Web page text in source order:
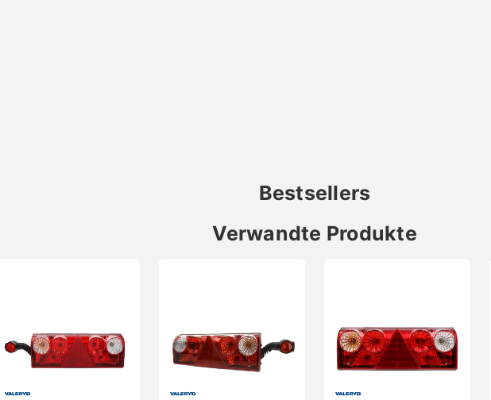
Bestsellers
Verwandte Produkte